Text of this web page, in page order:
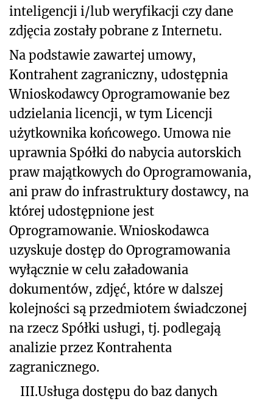
inteligencji i/lub weryfikacji czy dane
zdjęcia zostały pobrane z Internetu.
Na podstawie zawartej umowy,
Kontrahent zagraniczny, udostępnia
Wnioskodawcy Oprogramowanie bez
udzielania licencji, w tym Licencji
użytkownika końcowego. Umowa nie
uprawnia Spółki do nabycia autorskich
praw majątkowych do Oprogramowania,
ani praw do infrastruktury dostawcy, na
której udostępnione jest
Oprogramowanie. Wnioskodawca
uzyskuje dostęp do Oprogramowania
wyłącznie w celu załadowania
dokumentów, zdjęć, które w dalszej
kolejności są przedmiotem świadczonej
na rzecz Spółki usługi, tj. podlegają
analizie przez Kontrahenta
zagranicznego.
III.Usługa dostępu do baz danych